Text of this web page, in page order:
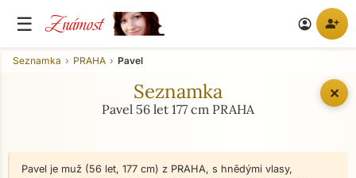
☰ Známost account_circle person_add
✕
Seznamka PRAHA Pavel
Seznamka
Pavel 56 let 177 cm PRAHA
Pavel je muž (56 let, 177 cm) z PRAHA, s hnědými vlasy,